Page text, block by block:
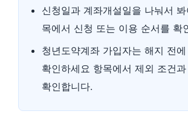
신청일과 계좌개설일을 나눠서
목에서 신청 또는 이용 순서를 확
청년도약계좌 가입자는 해지 전
확인하세요 항목에서 제외 조건
확인합니다.